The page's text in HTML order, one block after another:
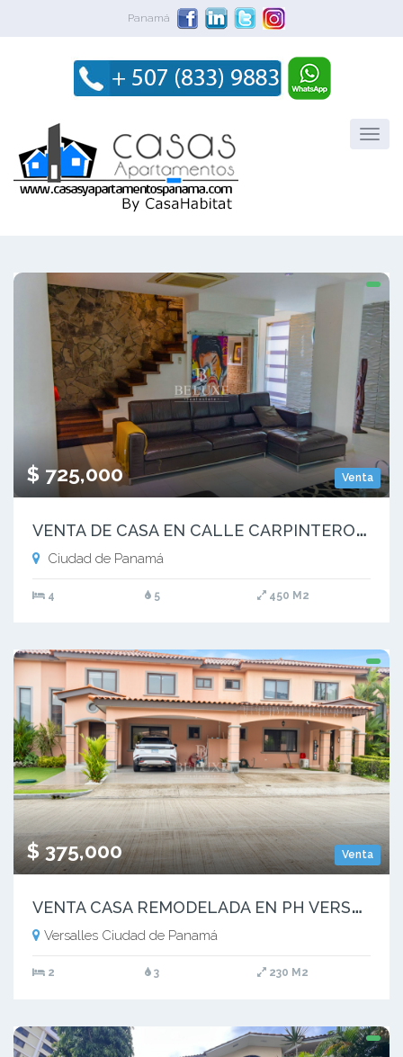
Panamá
Venta
$ 725,000
V
ENTA DE CASA EN CALLE CARPINTERO REAL, ANCON (10)
Ciudad de Panamá
4 5 450 M2
Venta
$ 375,000
V
ENTA CASA REMODELADA EN PH VERSALLES 1, JUAN DIAZ (2)
Versalles Ciudad de Panamá
2 3 230 M2